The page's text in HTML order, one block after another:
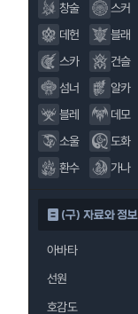
창술
스커
데헌
블래
스카
건슬
섬너
알카
블레
데모
소울
도화
환수
가나
(구) 자료와 정보
아바타
선원
호감도